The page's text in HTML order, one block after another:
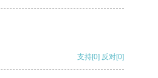
支持[0] 反对[0]